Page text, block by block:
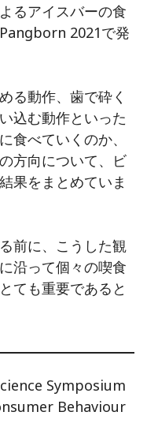
るアイスバーの食
2021で発
る動作、歯で砕く
込む動作といった
食べていくのか、
方向について、ビ
果をまとめていま
前に、こうした観
沿って個々の喫食
ても重要であると
Symposium
Behaviour